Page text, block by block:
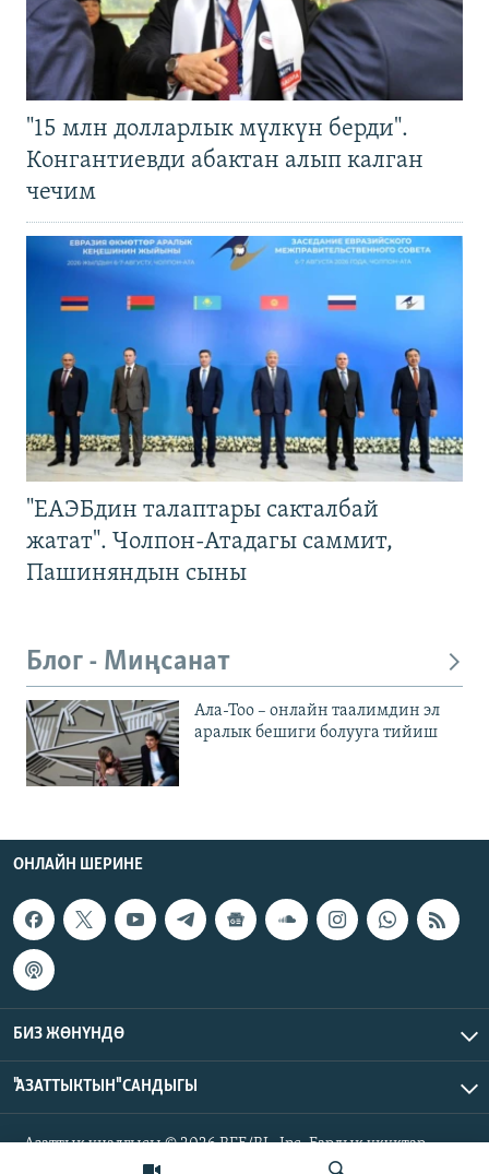
"15 млн долларлык мүлкүн берди".
Конгантиевди абактан алып калган
чечим
"ЕАЭБдин талаптары сакталбай
жатат". Чолпон-Атадагы саммит,
Пашиняндын сыны
Блог - Миңсанат
Ала-Тоо – онлайн таалимдин эл
аралык бешиги болууга тийиш
ОНЛАЙН ШЕРИНЕ
БИЗ ЖӨНҮНДӨ
"АЗАТТЫКТЫН" САНДЫГЫ
Азаттык үналгысы © 2026 RFE/RL, Inc. Бардык укуктар